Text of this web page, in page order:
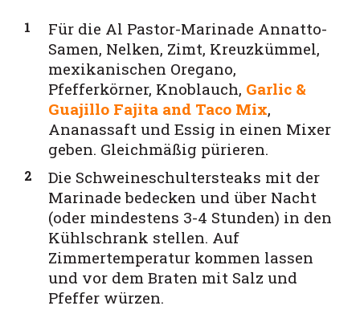
Für die Al Pastor-Marinade Annatto-
Samen, Nelken, Zimt, Kreuzkümmel,
mexikanischen Oregano,
Pfefferkörner, Knoblauch, Garlic &
Guajillo Fajita and Taco Mix,
Ananassaft und Essig in einen Mixer
geben. Gleichmäßig pürieren.
Die Schweineschultersteaks mit der
Marinade bedecken und über Nacht
(oder mindestens 3-4 Stunden) in den
Kühlschrank stellen. Auf
Zimmertemperatur kommen lassen
und vor dem Braten mit Salz und
Pfeffer würzen.